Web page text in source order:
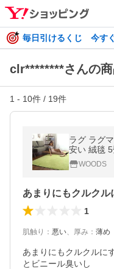
毎日引けるくじ 今す
clr********さんの
1 - 10件 / 19件
ラグ ラグ
安い 絨毯 5
×300 セン
WOODS
1
肌触り ： 悪い、 厚み ： 薄め
あまりにもクルクルに
とビニール臭いし